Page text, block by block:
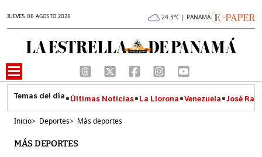
JUEVES 06 AGOSTO 2026 24.3°C | PANAMÁ
Últimas Noticias La Llorona Venezuela José
Inicio> Deportes> Más deportes
MÁS DEPORTES